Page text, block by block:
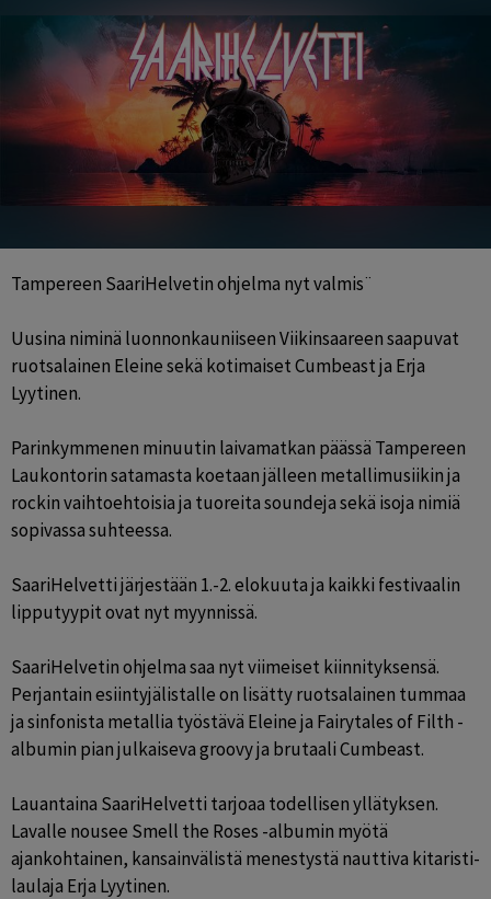
Tampereen SaariHelvetin ohjelma nyt valmis¨
Uusina niminä luonnonkauniiseen Viikinsaareen saapuvat
ruotsalainen Eleine sekä kotimaiset Cumbeast ja Erja
Lyytinen.
Parinkymmenen minuutin laivamatkan päässä Tampereen
Laukontorin satamasta koetaan jälleen metallimusiikin ja
rockin vaihtoehtoisia ja tuoreita soundeja sekä isoja nimiä
sopivassa suhteessa.
SaariHelvetti järjestään 1.-2. elokuuta ja kaikki festivaalin
lipputyypit ovat nyt myynnissä.
SaariHelvetin ohjelma saa nyt viimeiset kiinnityksensä.
Perjantain esiintyjälistalle on lisätty ruotsalainen tummaa
ja sinfonista metallia työstävä Eleine ja Fairytales of Filth -
albumin pian julkaiseva groovy ja brutaali Cumbeast.
Lauantaina SaariHelvetti tarjoaa todellisen yllätyksen.
Lavalle nousee Smell the Roses -albumin myötä
ajankohtainen, kansainvälistä menestystä nauttiva kitaristi-
laulaja Erja Lyytinen.